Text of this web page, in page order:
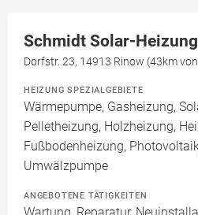
Schmidt Solar-
Dorfstr. 23, 14913 Rinow (43km
HEIZUNG SPEZIALGEBIETE
Wärmepumpe, Gasheizung,
Pelletheizung, Holzheizung,
Fußbodenheizung,
Umwälzpumpe
ANGEBOTENE TÄTIGKEITEN